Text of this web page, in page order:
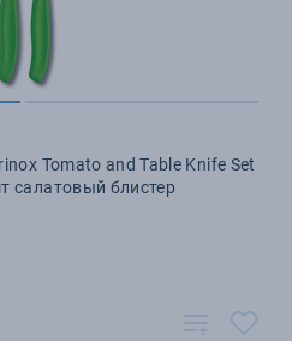
Tomato and Table Knife Set
салатовый блистер